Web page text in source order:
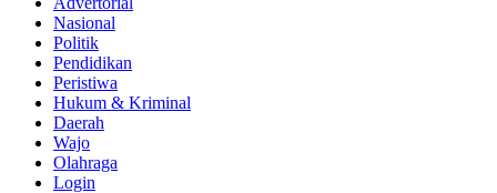
Nasional
Politik
Pendidikan
Peristiwa
Hukum & Kriminal
Daerah
Wajo
Olahraga
Login